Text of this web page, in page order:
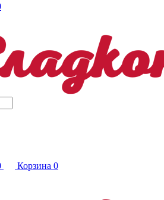
Корзина 0